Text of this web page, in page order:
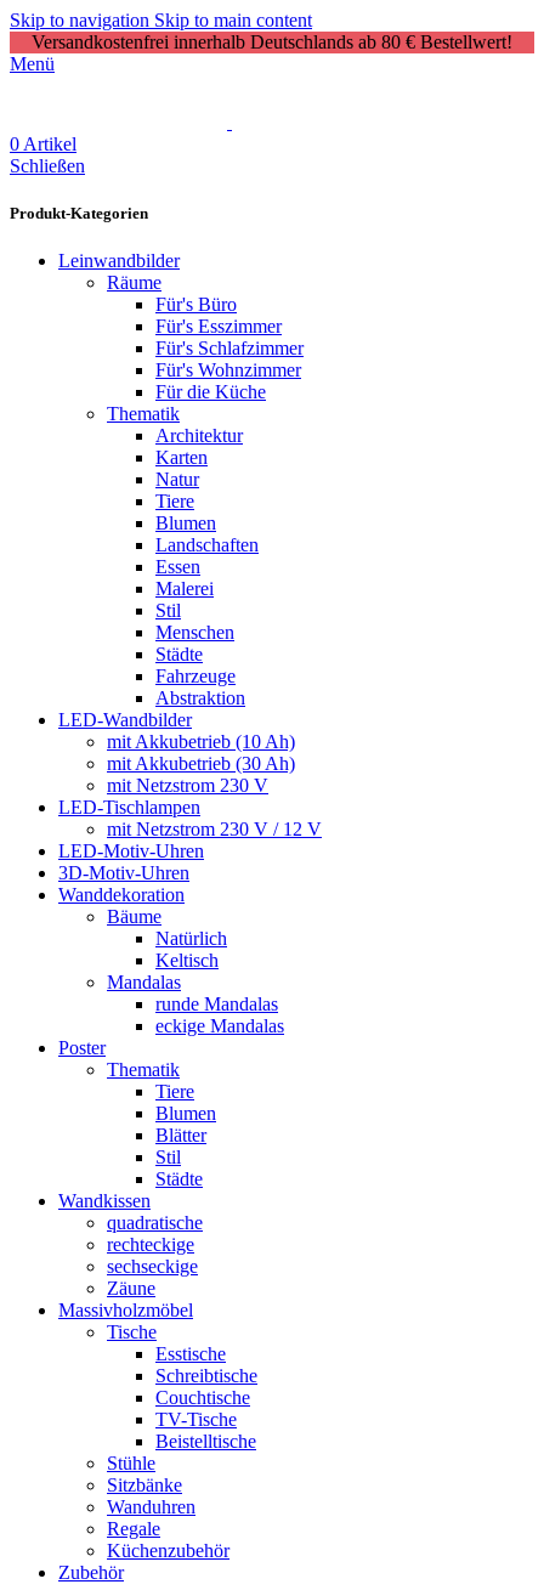
Skip to navigation Skip to main content
Versandkostenfrei innerhalb Deutschlands ab 80 € Bestellwert!
Menü
0 Artikel
Schließen
Produkt-Kategorien
Leinwandbilder
Räume
Für's Büro
Für's Esszimmer
Für's Schlafzimmer
Für's Wohnzimmer
Für die Küche
Thematik
Architektur
Karten
Natur
Tiere
Blumen
Landschaften
Essen
Malerei
Stil
Menschen
Städte
Fahrzeuge
Abstraktion
LED-Wandbilder
mit Akkubetrieb (10 Ah)
mit Akkubetrieb (30 Ah)
mit Netzstrom 230 V
LED-Tischlampen
mit Netzstrom 230 V / 12 V
LED-Motiv-Uhren
3D-Motiv-Uhren
Wanddekoration
Bäume
Natürlich
Keltisch
Mandalas
runde Mandalas
eckige Mandalas
Poster
Thematik
Tiere
Blumen
Blätter
Stil
Städte
Wandkissen
quadratische
rechteckige
sechseckige
Zäune
Massivholzmöbel
Tische
Esstische
Schreibtische
Couchtische
TV-Tische
Beistelltische
Stühle
Sitzbänke
Wanduhren
Regale
Küchenzubehör
Zubehör